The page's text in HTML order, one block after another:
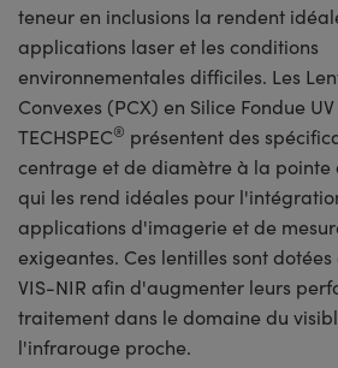
teneur en inclusions la rendent
applications laser et les conditions
environnementales difficiles. Les
Convexes (PCX) en Silice Fondue
TECHSPEC® présentent des
centrage et de diamètre à la pointe
qui les rend idéales pour
applications d'imagerie et de
exigeantes. Ces lentilles sont
VIS-NIR afin d'augmenter leurs
traitement dans le domaine du
l'infrarouge proche.